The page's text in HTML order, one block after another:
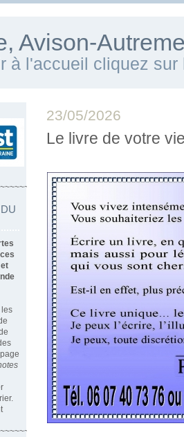
Avison-
à l'accueil cliquez sur
les
23/05/2026
Le livre de votre